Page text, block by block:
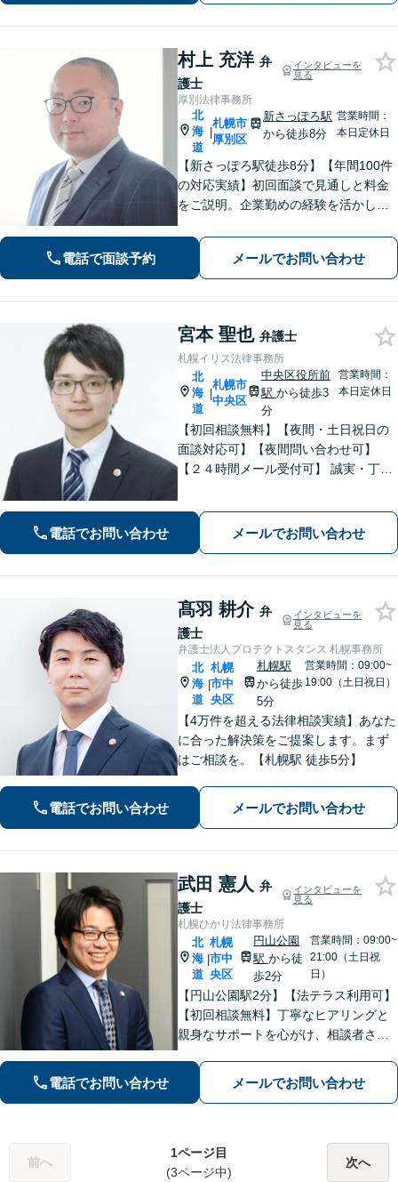
村上 充洋 弁
護士
インタビューを
見る
厚別法律事務所
北
海
道
|
札幌市
厚別区
新さっぽろ駅
から徒歩8分
営業時間：
本日定休日
【新さっぽろ駅徒歩8分】【年間100件
の対応実績】初回面談で見通しと料金
をご説明。企業勤めの経験を活かし、
【Web面談可】オンライン相談対応も
しております。
電話で面談予約 メールでお問い合わせ
宮本 聖也 弁護士
札幌イリス法律事務所
北
海
道
|
札幌市
中央区
中央区役所前
駅 から徒歩3
分
営業時間：
本日定休日
【初回相談無料】【夜間・土日祝日の
面談対応可】【夜間問い合わせ可】
【２４時間メール受付可】 誠実・丁寧
電話でお問い合わせ メールでお問い合わせ
髙羽 耕介 弁
護士
インタビューを
見る
弁護士法人プロテクトスタンス 札幌事務所
北
海
道
|
札幌
市中
央区
札幌駅
から徒歩
5分
営業時間：09:00~
19:00（土日祝日）
【4万件を超える法律相談実績】あなた
に合った解決策をご提案します。まず
はご相談を。【札幌駅 徒歩5分】
電話でお問い合わせ メールでお問い合わせ
武田 憲人 弁
護士
インタビューを
見る
札幌ひかり法律事務所
北
海
道
|
札幌
市中
央区
円山公園
駅から徒
歩2分
営業時間：09:00~
21:00（土日祝
日）
【円山公園駅2分】【法テラス利用可】
【初回相談無料】丁寧なヒアリングと
親身なサポートを心がけ、相談者さま
す。離婚や労働、相続など幅広い分野
に対応しておりますので、ぜひご相談
電話でお問い合わせ メールでお問い合わせ
前へ
1ページ目
(3ページ中)
次へ